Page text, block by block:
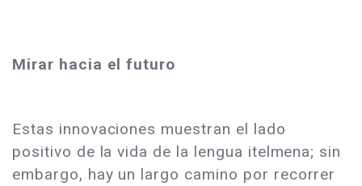
Mirar hacia el futuro
Estas innovaciones muestran el lado
positivo de la vida de la lengua itelmena; sin
embargo, hay un largo camino por recorrer